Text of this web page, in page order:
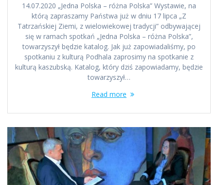
14.07.2020 „Jedna Polska – różna Polska” Wystawie, na
którą zapraszamy Państwa już w dniu 17 lipca „Z
Tatrzańskiej Ziemi, z wielowiekowej tradycji” odbywającej
się w ramach spotkań „Jedna Polska – różna Polska”,
towarzyszył będzie katalog. Jak już zapowiadaliśmy, po
spotkaniu z kulturą Podhala zaprosimy na spotkanie z
kulturą kaszubską. Katalog, który dziś zapowiadamy, będzie
towarzyszył…
Read more